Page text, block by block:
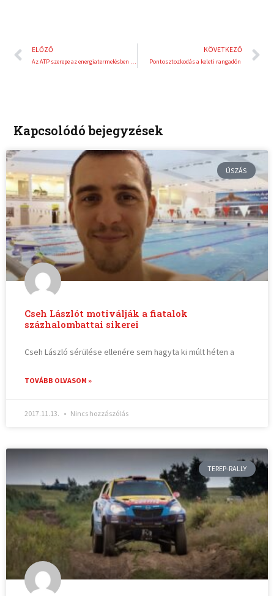
Előző
ELŐZŐ
Az ATP szerepe az energiatermelésben és a sejtek működésében
KÖVETKEZŐ
Pontosztozkodás a keleti rangadón
Kapcsolódó bejegyzések
ÚSZÁS
Cseh Lászlót motiválják a fiatalok
százhalombattai sikerei
Cseh László sérülése ellenére sem hagyta ki múlt héten a
TOVÁBB OLVASOM »
2017.11.13. Nincs hozzászólás
TEREP-RALLY